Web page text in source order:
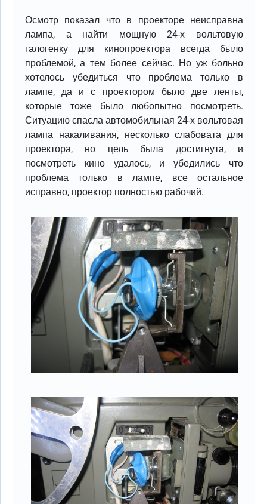
Осмотр показал что в проекторе неисправна
лампа, а найти мощную 24-х вольтовую
галогенку для кинопроектора всегда было
проблемой, а тем более сейчас. Но уж больно
хотелось убедиться что проблема только в
лампе, да и с проектором было две ленты,
которые тоже было любопытно посмотреть.
Ситуацию спасла автомобильная 24-х вольтовая
лампа накаливания, несколько слабовата для
проектора, но цель была достигнута, и
посмотреть кино удалось, и убедились что
проблема только в лампе, все остальное
исправно, проектор полностью рабочий.